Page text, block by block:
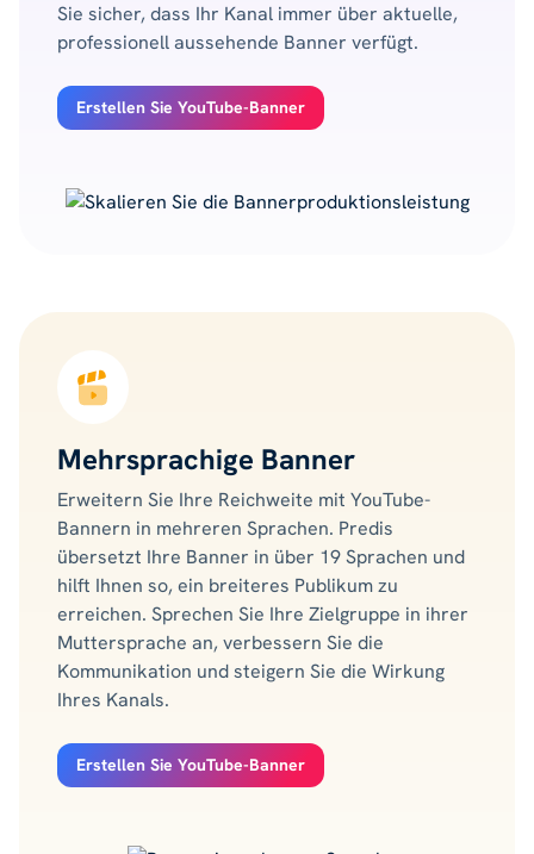
Sie sicher, dass Ihr Kanal immer über aktuelle,
professionell aussehende Banner verfügt.
Erstellen Sie YouTube-Banner
Mehrsprachige Banner
Erweitern Sie Ihre Reichweite mit YouTube-
Bannern in mehreren Sprachen. Predis
übersetzt Ihre Banner in über 19 Sprachen und
hilft Ihnen so, ein breiteres Publikum zu
erreichen. Sprechen Sie Ihre Zielgruppe in ihrer
Muttersprache an, verbessern Sie die
Kommunikation und steigern Sie die Wirkung
Ihres Kanals.
Erstellen Sie YouTube-Banner